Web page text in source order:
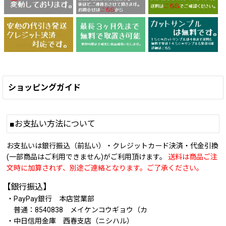
ショッピングガイド
■お支払い方法について
お支払いは銀行振込（前払い）・クレジットカード決済・代金引換
(一部商品はご利用できません)がご利用頂けます。 送料は商品ご注
文時に加算されず、別途ご連絡となります。ご了承ください。
【銀行振込】
・PayPay銀行 本店営業部
普通：8540838 メイケンコウギョウ（カ
・中日信用金庫 西春支店（ニシハル）